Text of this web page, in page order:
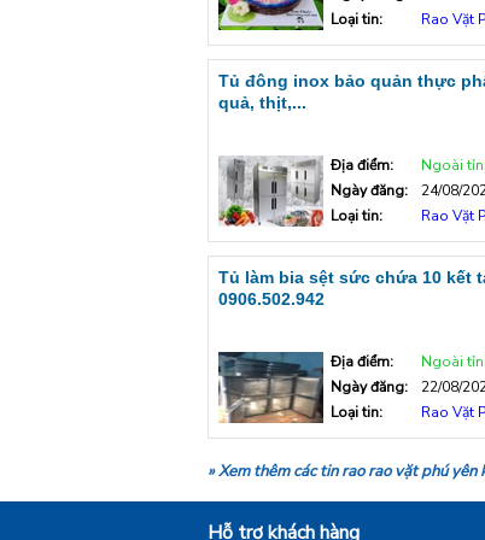
Loại tin:
Rao Vặt
Tủ đông inox bảo quản thực
quả, thịt,...
Địa điểm:
Ngoài
Ngày đăng:
24/08/
Loại tin:
Rao Vặt
Tủ làm bia sệt sức chứa 10 kết
0906.502.942
Địa điểm:
Ngoài
Ngày đăng:
22/08/
Loại tin:
Rao Vặt
» Xem thêm các tin rao rao vặt phú yên
Hỗ trợ khách hàng